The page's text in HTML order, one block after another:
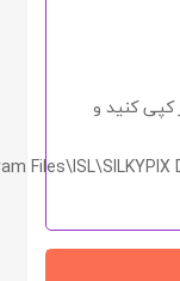
و
c:\Program